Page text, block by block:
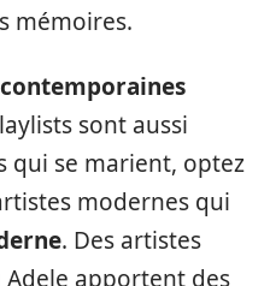
mémoires.
sont aussi
qui se marient, optez
modernes qui
. Des artistes
Adele apportent des